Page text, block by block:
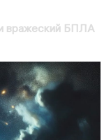
вражеский БПЛА